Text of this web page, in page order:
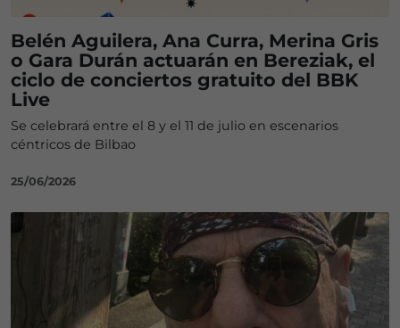
Belén Aguilera, Ana Curra, Merina Gris
o Gara Durán actuarán en Bereziak, el
ciclo de conciertos gratuito del BBK
Live
Se celebrará entre el 8 y el 11 de julio en escenarios
céntricos de Bilbao
25/06/2026